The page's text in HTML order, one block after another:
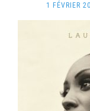
1 FÉVRIER